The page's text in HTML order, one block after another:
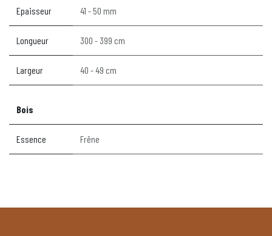
Epaisseur 41 - 50 mm
Longueur 300 - 399 cm
Largeur 40 - 49 cm
Bois
Essence Frêne